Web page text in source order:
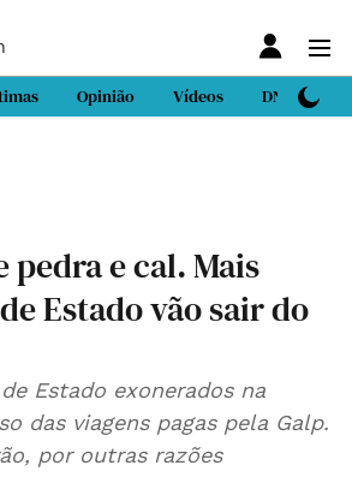
Opinião Vídeos DN Sport
e cal. Mais
Estado vão sair do
Estado exonerados na
das viagens pagas pela Galp.
por outras razões